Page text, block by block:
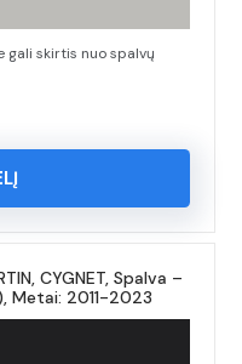
gali skirtis nuo spalvų
CYGNET, Spalva –
Metai: 2011-2023